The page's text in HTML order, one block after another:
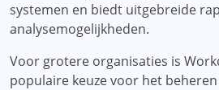
systemen en biedt uitgebreide
analysemogelijkheden.
Voor grotere organisaties is
populaire keuze voor het